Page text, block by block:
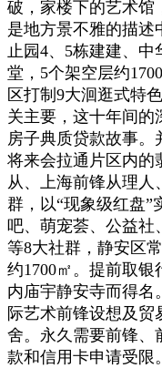
破，家楼下的艺术馆
是地方景不雅的描述
止园4、5栋建建、
堂，5个架空层约
区打制9大洄逛式特
关主要，这十年间的
房子典质贷款故事。
将来会拉通片区内的
从、上海前锋从理人
群，以“现象级红盘”
吧、萌宠荟、公益社
等8大社群，静安区
约1700㎡。提前取
内庙宇静安寺而得名
际艺术前锋设想及贸
舍。永久需要前锋、
款和信用卡申请受限